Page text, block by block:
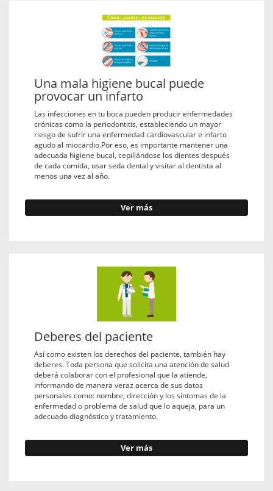
Una mala higiene bucal puede
provocar un infarto
Las infecciones en tu boca pueden producir enfermedades
crónicas como la periodontitis, estableciendo un mayor
riesgo de sufrir una enfermedad cardiovascular e infarto
agudo al miocardio.Por eso, es importante mantener una
adecuada higiene bucal, cepillándose los dientes después
de cada comida, usar seda dental y visitar al dentista al
menos una vez al año.
Ver más
Deberes del paciente
Así como existen los derechos del paciente, también hay
deberes. Toda persona que solicita una atención de salud
deberá colaborar con el profesional que la atiende,
informando de manera veraz acerca de sus datos
personales como: nombre, dirección y los síntomas de la
enfermedad o problema de salud que lo aqueja, para un
adecuado diagnóstico y tratamiento.
Ver más